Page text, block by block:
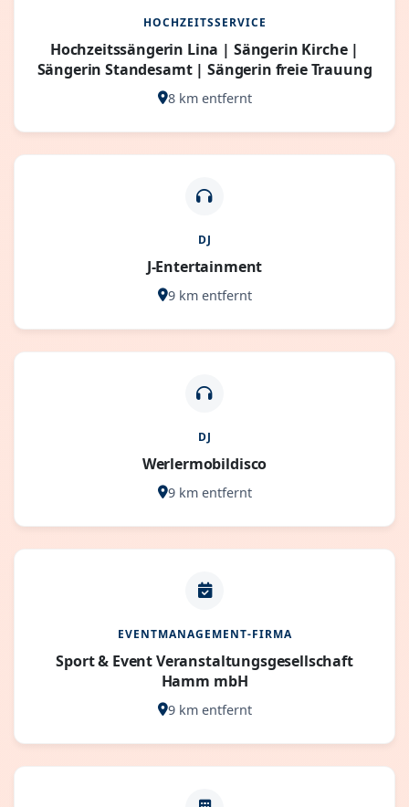
HOCHZEITSSERVICE
Hochzeitssängerin Lina | Sängerin Kirche |
Sängerin Standesamt | Sängerin freie Trauung
8 km entfernt
DJ
J-Entertainment
9 km entfernt
DJ
Werlermobildisco
9 km entfernt
EVENTMANAGEMENT-FIRMA
Sport & Event Veranstaltungsgesellschaft
Hamm mbH
9 km entfernt